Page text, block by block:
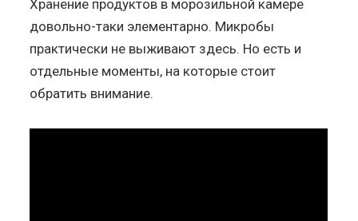
Хранение продуктов в морозильной камере
довольно-таки элементарно. Микробы
практически не выживают здесь. Но есть и
отдельные моменты, на которые стоит
обратить внимание.